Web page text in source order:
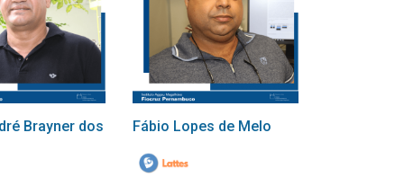
Brayner dos Fábio Lopes de Melo